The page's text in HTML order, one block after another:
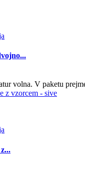
volna. V paketu